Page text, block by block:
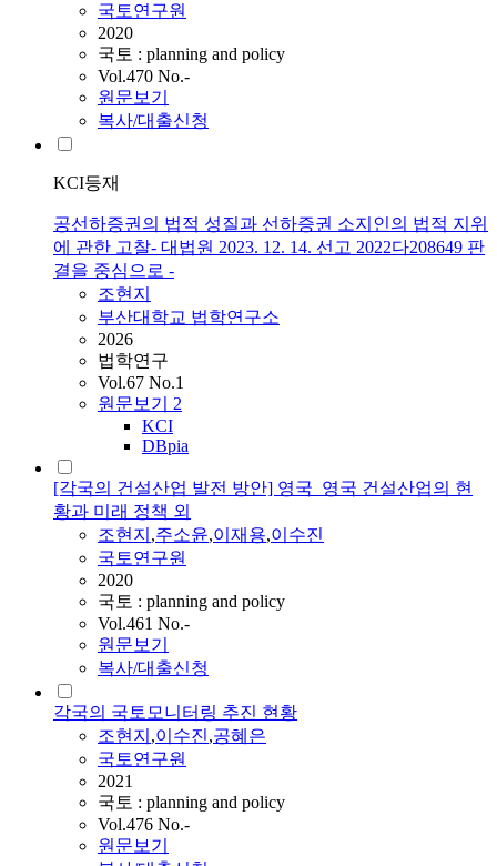
국토연구원
2020
국토 : planning and policy
Vol.470 No.-
원문보기
복사/대출신청
KCI등재
공선하증권의 법적 성질과 선하증권 소지인의 법적 지위
에 관한 고찰- 대법원 2023. 12. 14. 선고 2022다208649 판
결을 중심으로 -
조현지
부산대학교 법학연구소
2026
법학연구
Vol.67 No.1
원문보기 2
KCI
DBpia
[각국의 건설산업 발전 방안] 영국_영국 건설산업의 현
황과 미래 정책 외
조현지 ,주소윤,이재용,이수진
국토연구원
2020
국토 : planning and policy
Vol.461 No.-
원문보기
복사/대출신청
각국의 국토모니터링 추진 현황
조현지 ,이수진,공혜은
국토연구원
2021
국토 : planning and policy
Vol.476 No.-
원문보기